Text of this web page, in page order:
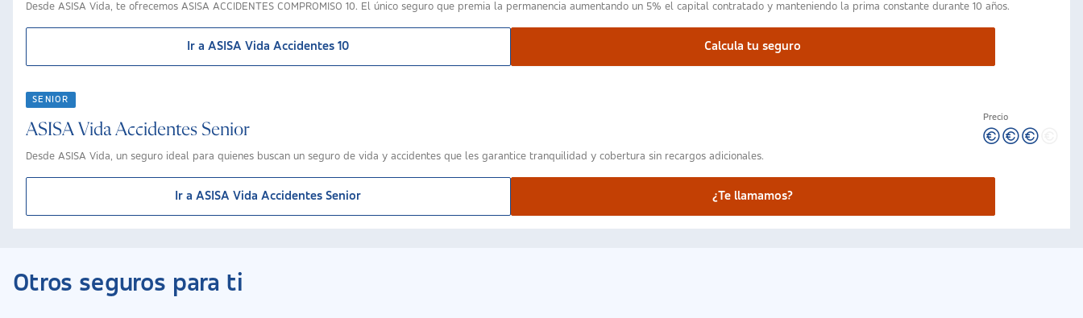
Desde ASISA Vida, te ofrecemos ASISA ACCIDENTES COMPROMISO 10. El único seguro que premia la permanencia aumentando un 5% el capital contratado y manteniendo la prima constante durante 10 años.
Ir a ASISA Vida Accidentes 10 Calcula tu seguro
SENIOR
ASISA Vida Accidentes Senior
Precio
Desde ASISA Vida, un seguro ideal para quienes buscan un seguro de vida y accidentes que les garantice tranquilidad y cobertura sin recargos adicionales.
Ir a ASISA Vida Accidentes Senior ¿Te llamamos?
Otros seguros para ti